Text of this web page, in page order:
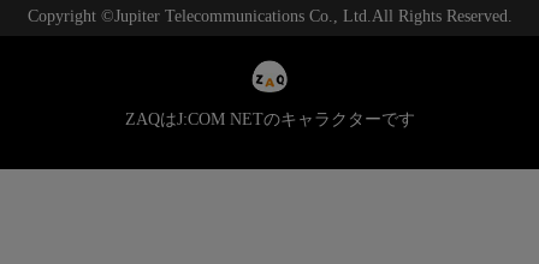
Copyright ©Jupiter Telecommunications Co., Ltd.All Rights Reserved.
ZAQはJ:COM NETのキャラクターです